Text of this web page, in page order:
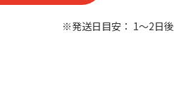
※発送日目安： 1～2日後